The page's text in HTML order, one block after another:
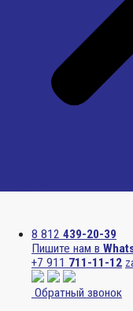
8 812 439-20-39
Пишите нам в
+7 911 711-11-12
Обратный звонок